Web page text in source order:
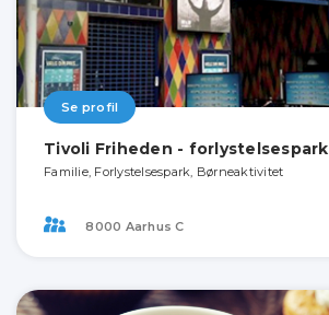
Se profil
Tivoli Friheden - forlystelsespark
Familie, Forlystelsespark, Børneaktivitet
8000 Aarhus C